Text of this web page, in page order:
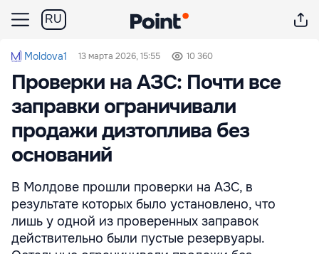
RU
Moldova1 13 марта 2026, 15:55 10 360
Проверки на АЗС: Почти все
заправки ограничивали
продажи дизтоплива без
оснований
В Молдове прошли проверки на АЗС, в
результате которых было установлено, что
лишь у одной из проверенных заправок
действительно были пустые резервуары.